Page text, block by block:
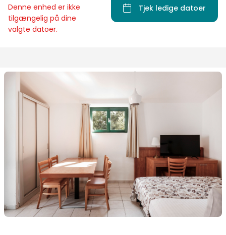
Denne enhed er ikke
tilgængelig på dine
valgte datoer.
Tjek ledige datoer